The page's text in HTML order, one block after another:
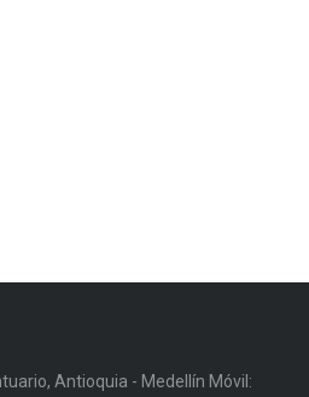
Antioquia - Medellín Móvil: